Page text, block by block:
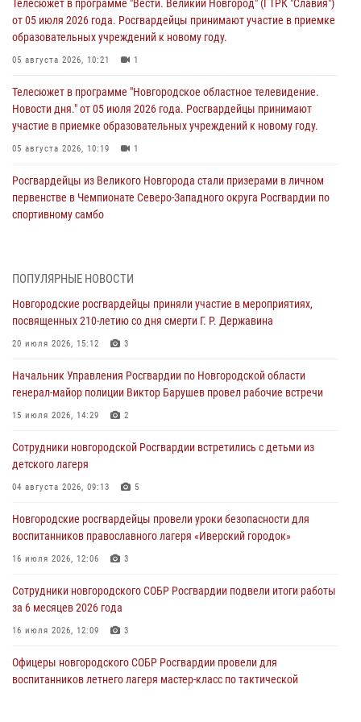
Телесюжет в программе "Вести. Великий Новгород" (ГТРК "Славия")
от 05 июля 2026 года. Росгвардейцы принимают участие в приемке
образовательных учреждений к новому году.
05 августа 2026, 10:21 1
Телесюжет в программе "Новгородское областное телевидение.
Новости дня." от 05 июля 2026 года. Росгвардейцы принимают
участие в приемке образовательных учреждений к новому году.
05 августа 2026, 10:19 1
Росгвардейцы из Великого Новгорода стали призерами в личном
первенстве в Чемпионате Северо-Западного округа Росгвардии по
спортивному самбо
детского лагеря
04 августа 2026, 09:13 5
Новгородские росгвардейцы за неделю осуществили 203 выезда на
04 августа 2026, 09:12 1
Радиоэфир программы "Новости дня" на радио "Радио53" от 30
центре подготовки личного состава Росгвардии.
30 июля 2026, 16:00
разрешительной работы Росгвардии провели телефонную «горячую
линию»
30 июля 2026, 14:36 1
Новгородские росгвардейцы рассказали о службе детям из летнего
лагеря «Волынь»
30 июля 2026, 08:40 5
ПОПУЛЯРНЫЕ НОВОСТИ
Новгородские росгвардейцы приняли участие в мероприятиях,
посвященных 210-летию со дня смерти Г. Р. Державина
20 июля 2026, 15:12 3
Начальник Управления Росгвардии по Новгородской области
генерал-майор полиции Виктор Барушев провел рабочие встречи
15 июля 2026, 14:29 2
Сотрудники новгородской Росгвардии встретились с детьми из
детского лагеря
04 августа 2026, 09:13 5
Новгородские росгвардейцы провели уроки безопасности для
воспитанников православного лагеря «Иверский городок»
16 июля 2026, 12:06 3
Сотрудники новгородского СОБР Росгвардии подвели итоги работы
за 6 месяцев 2026 года
16 июля 2026, 12:09 3
Офицеры новгородского СОБР Росгвардии провели для
воспитанников летнего лагеря мастер-класс по тактической